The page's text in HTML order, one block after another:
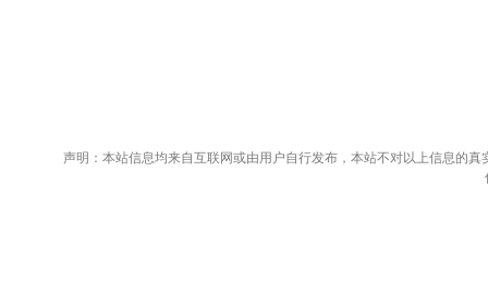
声明：本站信息均来自互联网或由用户自行发布，本站不对以上信息的